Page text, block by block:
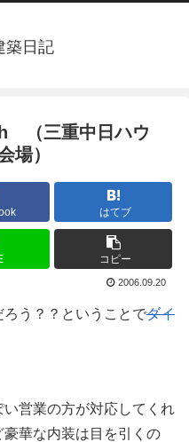
築日記
（三重中日ハウ
場）
はてブ
コピー
2006.09.20
う？？ということでダイ
営業の方が対応してくれ
華な内装は目を引くの